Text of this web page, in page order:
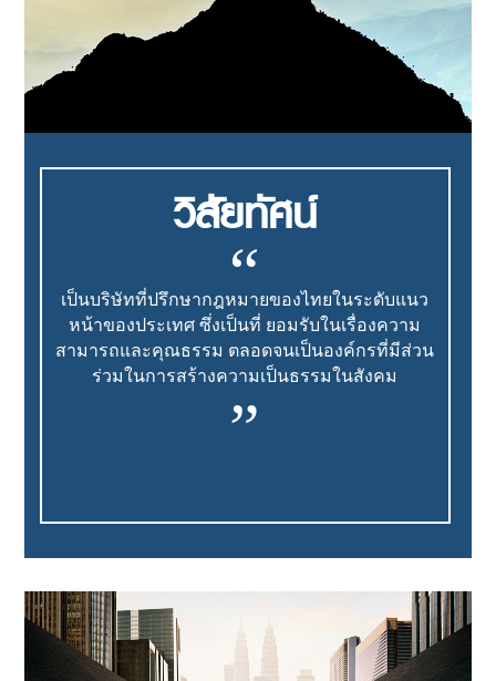
วิสัยทัศน์
“
เป็นบริษัทที่ปรึกษากฎหมายของไทยในระดับแนว
หน้าของประเทศ ซึ่งเป็นที่ ยอมรับในเรื่องความ
สามารถและคุณธรรม ตลอดจนเป็นองค์กรที่มีส่วน
ร่วมในการสร้างความเป็นธรรมในสังคม
”